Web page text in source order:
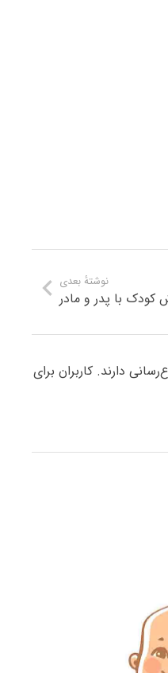
نوشتهٔ بعدی
کودک با پدر و مادر
دارند. کاربران برای